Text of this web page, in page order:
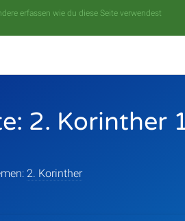
erfassen wie du diese Seite verwendest
2. Korinther
2. Korinther